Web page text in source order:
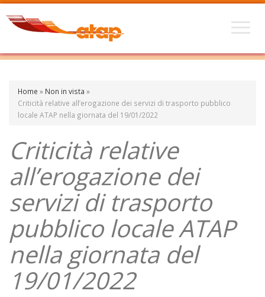
Home » Non in vista »
Criticità relative all’erogazione dei servizi di trasporto pubblico
locale ATAP nella giornata del 19/01/2022
Criticità relative
all’erogazione dei
servizi di trasporto
pubblico locale ATAP
nella giornata del
19/01/2022